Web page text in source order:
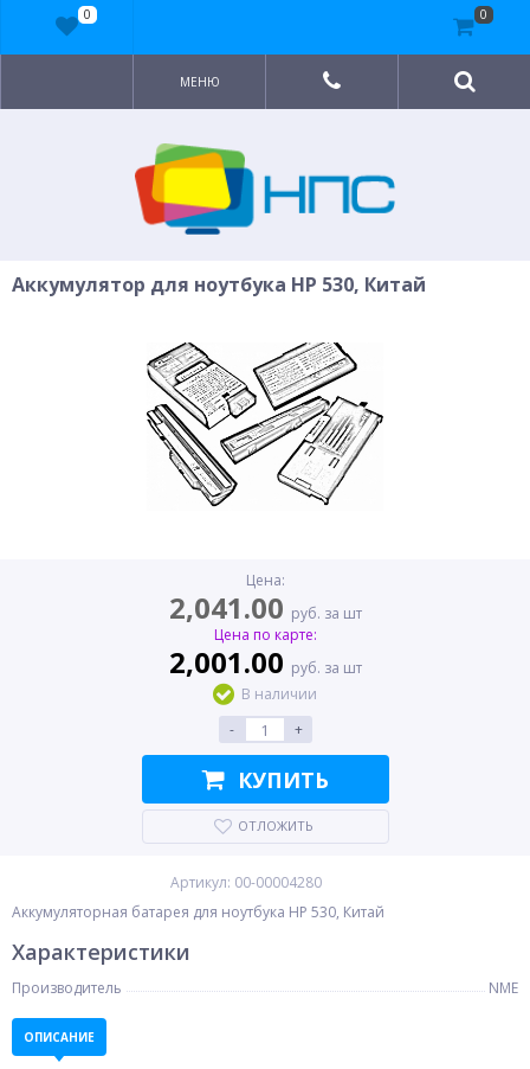
МЕНЮ
Аккумулятор для ноутбука HP 530, Китай
Цена:
2,041.00 руб. за шт
Цена по карте:
2,001.00 руб. за шт
В наличии
-
+
КУПИТЬ
ОТЛОЖИТЬ
Артикул: 00-00004280
Аккумуляторная батарея для ноутбука HP 530, Китай
Характеристики
Производитель NME
ОПИСАНИЕ
0 0